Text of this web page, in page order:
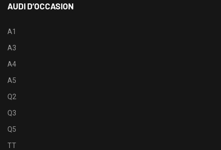
AUDI D’OCCASION
A1
A3
A4
A5
Q2
Q3
Q5
TT